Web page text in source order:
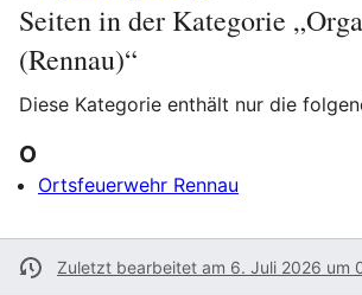
Seiten in der Kategorie
(Rennau)“
Diese Kategorie enthält nur die
O
Ortsfeuerwehr Rennau
Zuletzt bearbeitet am 6. Juli 2026 um